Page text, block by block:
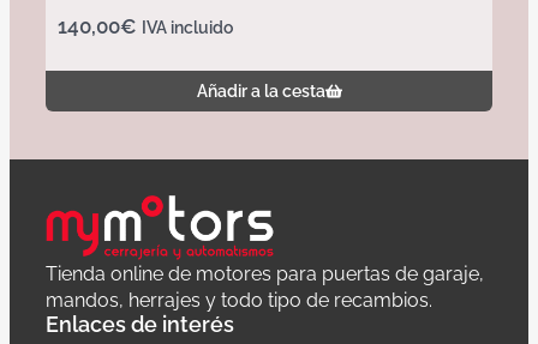
140,00€ IVA incluido
Añadir a la cesta
Tienda online de motores para puertas de garaje,
mandos, herrajes y todo tipo de recambios.
Enlaces de interés